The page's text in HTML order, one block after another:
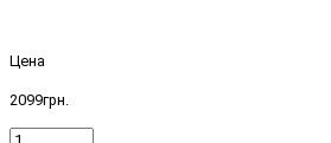
Цена
2099грн.